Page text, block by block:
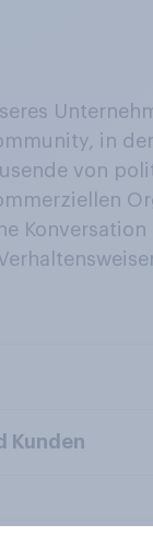
in
von
Konversation
Kunden